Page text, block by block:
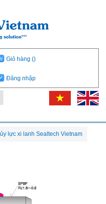
Giỏ hàng()
Đăng nhập
lực xi lanh Sealtech Vietnam